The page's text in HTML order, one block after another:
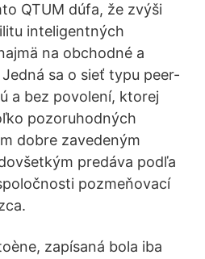
QTUM dúfa, že zvýši
inteligentných
na obchodné a
sa o sieť typu peer-
a bez povolení, ktorej
pozoruhodných
dobre zavedeným
predáva podľa
pozmeňovací
zapísaná bola iba